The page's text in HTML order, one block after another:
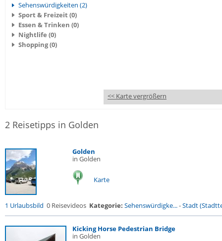
Sehenswürdigkeiten (2)
Sport & Freizeit (0)
Essen & Trinken (0)
Nightlife (0)
Shopping (0)
<< Karte vergrößern
2 Reisetipps in Golden
Golden
in Golden
Karte
1 Urlaubsbild 0 Reisevideos Kategorie: Sehenswürdigke...-Stadt
Kicking Horse Pedestrian Bridge
in Golden